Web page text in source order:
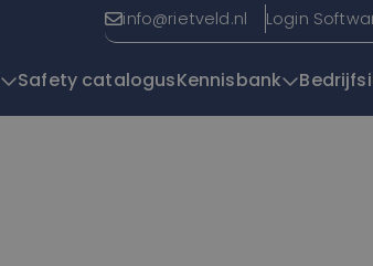
info@rietveld.nl Login
Safety catalogusKennisbank